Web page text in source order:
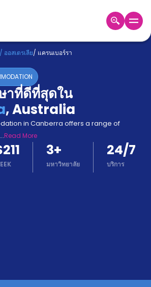
AUD
/ ออสเตรเลีย/ แครนเบอร์รา
าที่ดีที่สุดใน
,Australia
in Canberra offers a range of
...Read More
3+
มหาวิทยาลัย
24/7
บริการ